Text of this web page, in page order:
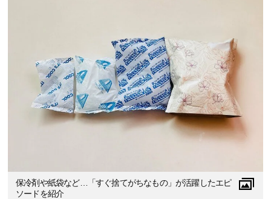
保冷剤や紙袋など…「すぐ捨てがちなもの」が活躍したエピ
ソードを紹介